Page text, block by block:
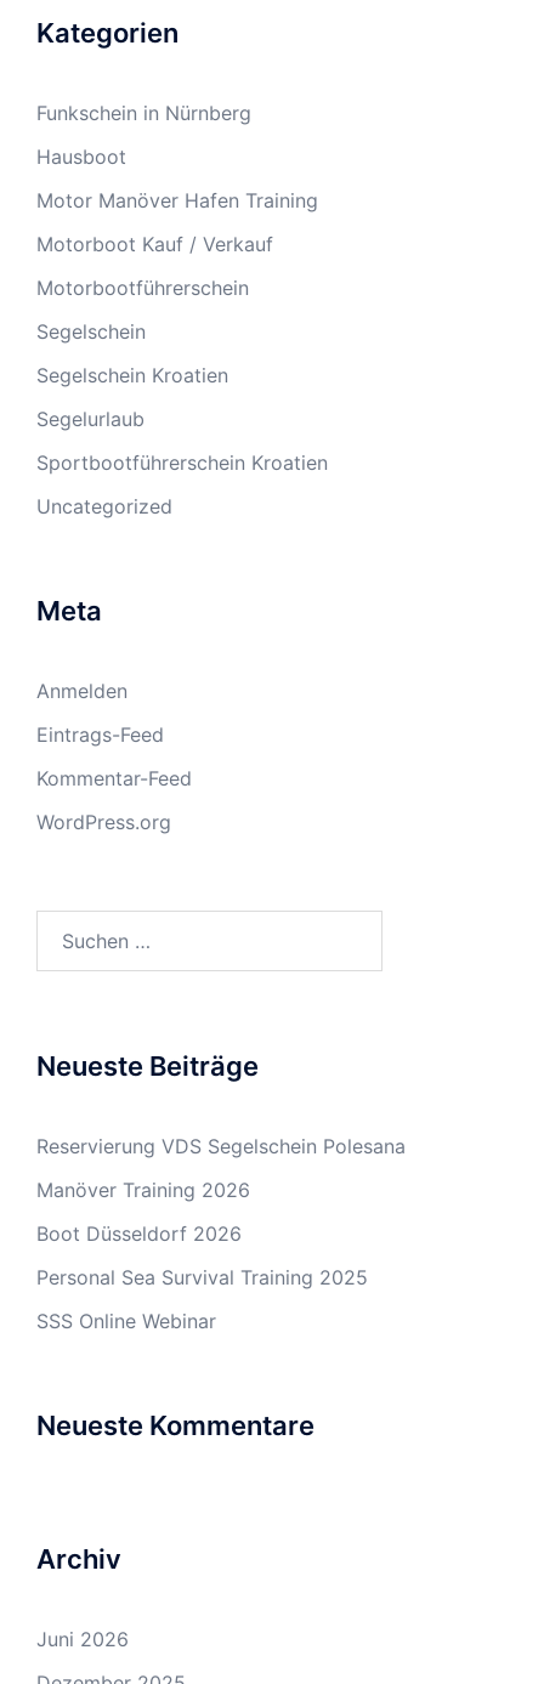
Kategorien
Funkschein in Nürnberg
Hausboot
Motor Manöver Hafen Training
Motorboot Kauf / Verkauf
Motorbootführerschein
Segelschein
Segelschein Kroatien
Segelurlaub
Sportbootführerschein Kroatien
Uncategorized
Meta
Anmelden
Eintrags-Feed
Kommentar-Feed
WordPress.org
Neueste Beiträge
Reservierung VDS Segelschein Polesana
Manöver Training 2026
Boot Düsseldorf 2026
Personal Sea Survival Training 2025
SSS Online Webinar
Neueste Kommentare
Archiv
Juni 2026